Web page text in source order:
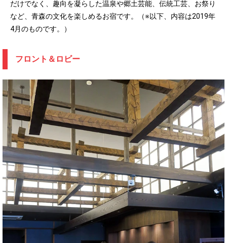
だけでなく、趣向を凝らした温泉や郷土芸能、伝統工芸、お祭り
など、青森の文化を楽しめるお宿です。（※以下、内容は2019年
4月のものです。）
フロント＆ロビー